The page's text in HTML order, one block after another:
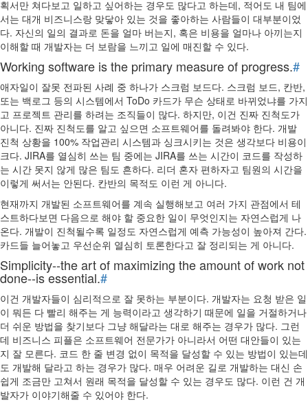
획서만 쳐다보고 일하고 싶어하는 경우도 많다고 하는데, 적어도 내 팀에
서는 대개 비즈니스랑 맞닿아 있는 것을 좋아하는 사람들이 대부분이었
다. 자신의 일의 결과로 돈을 얼마 버는지, 혹은 비용을 얼마나 아끼는지
이해할 때 개발자는 더 보람을 느끼고 일에 매진할 수 있다.
Working software is the primary measure of progress.#
애자일이 잘못 전파된 사례 중 하나가 스크럼 보드다. 스크럼 보드, 칸반,
또는 백로그 등의 시스템에서 ToDo 카드가 무슨 상태로 바뀌었냐를 가지
고 프로젝트 관리를 하려는 조직들이 많다. 하지만, 이건 진짜 진척도가
아니다. 진짜 진척도를 알고 싶으면 소프트웨어를 돌려봐야 한다. 개발
진척 상황을 100% 작업관리 시스템과 싱크시키는 것은 생각보다 비용이
크다. JIRA를 열심히 쓰는 팀 중에는 JIRA를 쓰는 시간이 코드를 작성하
는 시간 못지 않게 많은 팀도 흔하다. 리더 혼자 편하자고 팀원의 시간을
이렇게 써서는 안된다. 칸반의 목적도 이런 게 아니다.
현재까지 개발된 소프트웨어를 계속 실행해보고 여러 가지 관점에서 테
스트하다보면 다음으로 해야 할 중요한 일이 무엇인지는 자연스럽게 나
온다. 개발이 진척될수록 일정도 자연스럽게 예측 가능성이 높아져 간다.
카드들 늘어놓고 우선순위 열심히 토론한다고 잘 정리되는 게 아니다.
Simplicity--the art of maximizing the amount of work not
done--is essential.#
이건 개발자들이 심리적으로 잘 못하는 부분이다. 개발자는 요청 받은 일
이 뭐든 다 빨리 해주는 게 능력이라고 생각하기 때문에 일을 거절하거나
더 쉬운 방법을 찾기보다 그냥 해달라는 대로 해주는 경우가 많다. 그런
데 비즈니스 피플은 소프트웨어 전문가가 아니라서 어떤 대안들이 있는
지 잘 모른다. 코드 한 줄 변경 없이 목적을 달성할 수 있는 방법이 있는데
도 개발해 달라고 하는 경우가 많다. 매우 어려운 길로 개발하는 대신 손
쉽게 조금만 고쳐서 원래 목적을 달성할 수 있는 경우도 많다. 이런 건 개
발자가 이야기해줄 수 있어야 한다.